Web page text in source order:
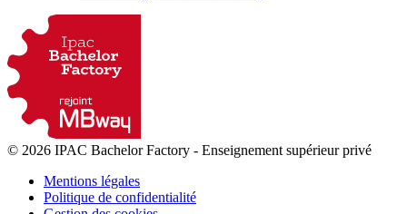
© 2026 IPAC Bachelor Factory - Enseignement supérieur privé
Mentions légales
Politique de confidentialité